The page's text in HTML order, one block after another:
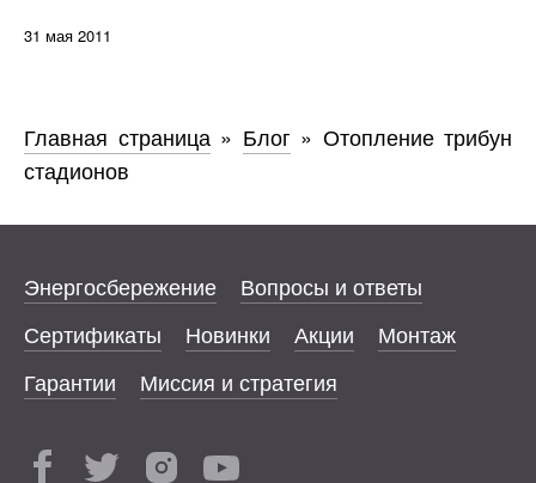
31 мая 2011
Главная страница» Блог » Отопление трибун
стадионов
Энергосбережение
Вопросы и ответы
Сертификаты
Новинки Акции
Монтаж
Гарантии
Миссия и стратегия